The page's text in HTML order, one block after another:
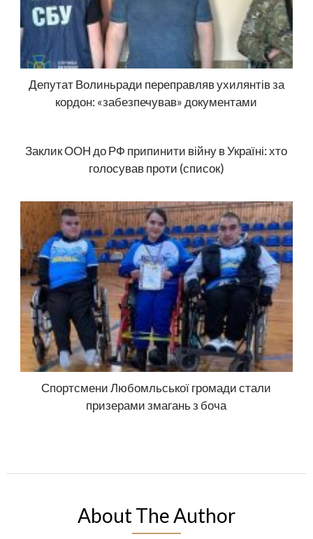
Депутат Волиньради переправляв ухилянтів за
кордон: «забезпечував» документами
Заклик ООН до РФ припинити війну в Україні: хто
голосував проти (список)
Спортсмени Любомльської громади стали
призерами змагань з боча
About The Author